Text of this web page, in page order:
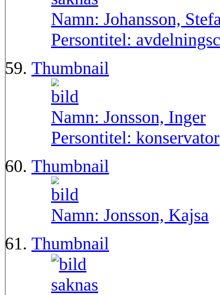
Namn: Johansson,
Persontitel:
Thumbnail
Namn: Jonsson, Inger
Persontitel: konservator
Thumbnail
Namn: Jonsson, Kajsa
Thumbnail